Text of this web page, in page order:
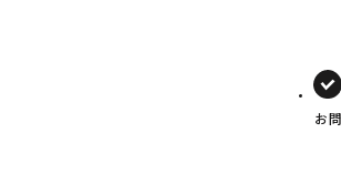
お